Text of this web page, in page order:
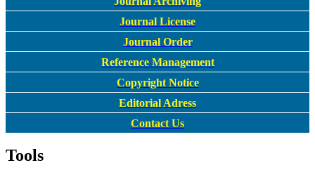
Journal License
Journal Order
Reference Management
Copyright Notice
Editorial Adress
Contact Us
Tools